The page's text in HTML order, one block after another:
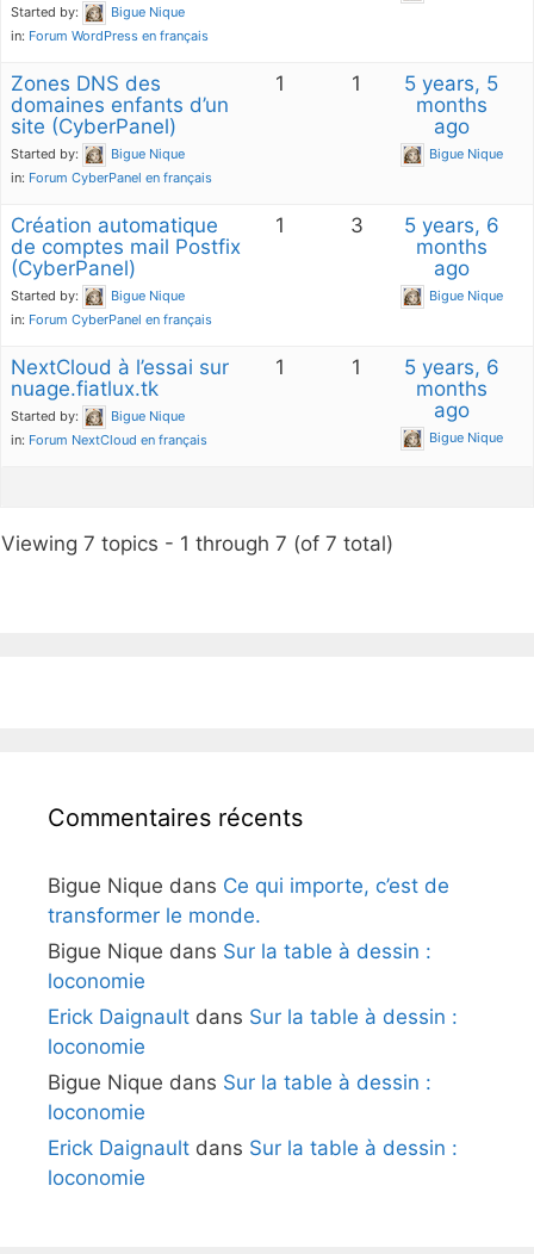
Started by:
Bigue Nique
in: Forum WordPress en français
Zones DNS des
domaines enfants d’un
site (CyberPanel)
Started by:
Bigue Nique
in: Forum CyberPanel en français
1 1
5 years, 5
months
ago
Bigue Nique
Création automatique
de comptes mail Postfix
(CyberPanel)
Started by:
Bigue Nique
in: Forum CyberPanel en français
1 3
5 years, 6
months
ago
Bigue Nique
NextCloud à l’essai sur
nuage.fiatlux.tk
Started by:
Bigue Nique
in: Forum NextCloud en français
1 1
5 years, 6
months
ago
Bigue Nique
Viewing 7 topics - 1 through 7 (of 7 total)
Commentaires récents
Bigue Nique dans Ce qui importe, c’est de
transformer le monde.
Bigue Nique dans Sur la table à dessin :
loconomie
Erick Daignault dans Sur la table à dessin :
loconomie
Bigue Nique dans Sur la table à dessin :
loconomie
Erick Daignault dans Sur la table à dessin :
loconomie